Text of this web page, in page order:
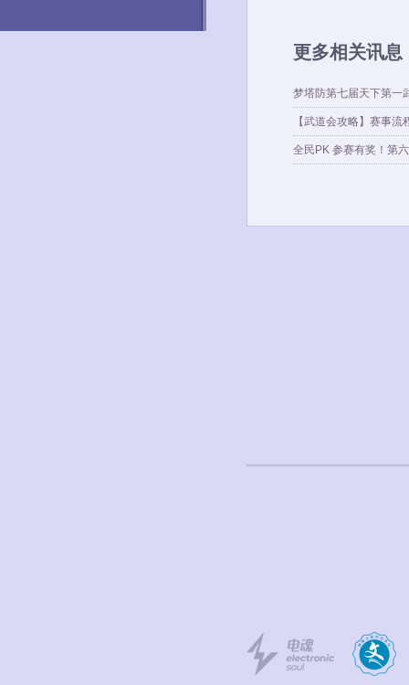
更多相关讯息
梦塔防第七届天下第一
【武道会攻略】赛事流
全民PK 参赛有奖！第